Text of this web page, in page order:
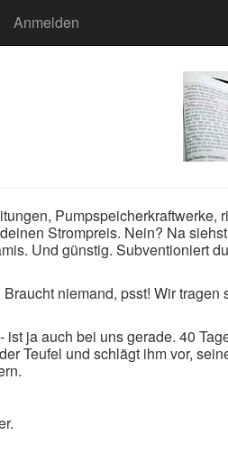
Anmelden
Pumpspeicherkraftwerke,
Strompreis. Nein? Na
Und günstig. Subventioniert
niemand, psst! Wir tragen
ja auch bei uns gerade. 40
Teufel und schlägt ihm vor,